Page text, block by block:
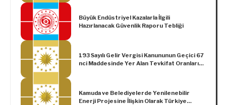
Büyük Endüstriyel Kazalarla İlgili
Hazırlanacak Güvenlik Raporu Tebliği
193 Sayılı Gelir Vergisi Kanununun Geçici 67
nci Maddesinde Yer Alan Tevkifat Oranlarına
Sayısı: 5360)
Kamuda ve Belediyelerde Yenilenebilir
Enerji Projesine İlişkin Olarak Türkiye